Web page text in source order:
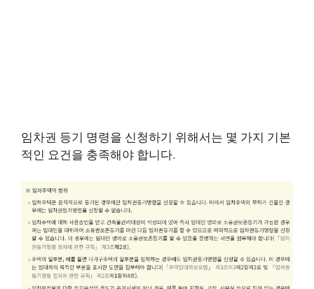
임차권 등기 명령을 신청하기 위해서는 몇 가지 기본
적인 요건을 충족해야 합니다.